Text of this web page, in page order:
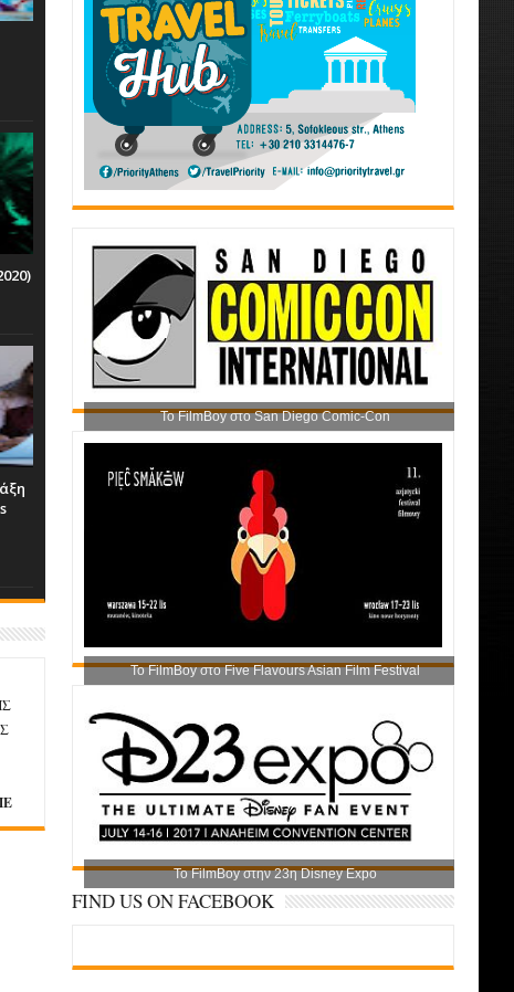
Το FilmBoy στο San Diego Comic-Con
Το FilmBoy στο Five Flavours Asian Film Festival
Το FilmBoy στην 23η Disney Expo
FIND US ON FACEBOOK